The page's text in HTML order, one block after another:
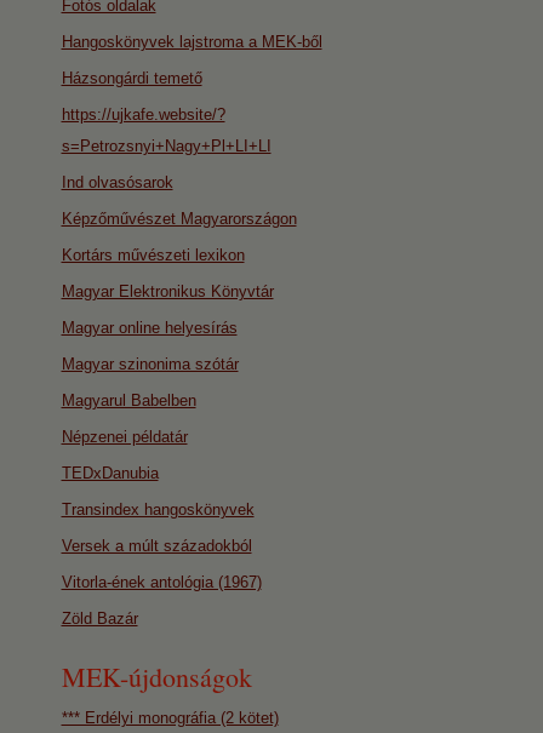
Fotós oldalak
Hangoskönyvek lajstroma a MEK-ből
Házsongárdi temető
https://ujkafe.website/?
s=Petrozsnyi+Nagy+Pl+LI+LI
Ind olvasósarok
Képzőművészet Magyarországon
Kortárs művészeti lexikon
Magyar Elektronikus Könyvtár
Magyar online helyesírás
Magyar szinonima szótár
Magyarul Babelben
Népzenei példatár
TEDxDanubia
Transindex hangoskönyvek
Versek a múlt századokból
Vitorla-ének antológia (1967)
Zöld Bazár
MEK-újdonságok
*** Erdélyi monográfia (2 kötet)